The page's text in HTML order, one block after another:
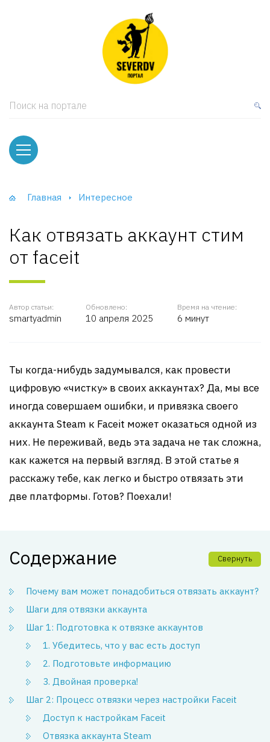
Поиск на портале
Главная Интересное
Как отвязать аккаунт стим
от faceit
Автор статьи:
smartyadmin
Обновлено:
10 апреля 2025
Время на чтение:
6 минут
Ты когда-нибудь задумывался, как провести
цифровую «чистку» в своих аккаунтах? Да, мы все
иногда совершаем ошибки, и привязка своего
аккаунта Steam к Faceit может оказаться одной из
них. Не переживай, ведь эта задача не так сложна,
как кажется на первый взгляд. В этой статье я
расскажу тебе, как легко и быстро отвязать эти
две платформы. Готов? Поехали!
Содержание Свернуть
Почему вам может понадобиться отвязать аккаунт?
Шаги для отвязки аккаунта
Шаг 1: Подготовка к отвязке аккаунтов
1. Убедитесь, что у вас есть доступ
2. Подготовьте информацию
3. Двойная проверка!
Шаг 2: Процесс отвязки через настройки Faceit
Доступ к настройкам Faceit
Отвязка аккаунта Steam
и тумбы